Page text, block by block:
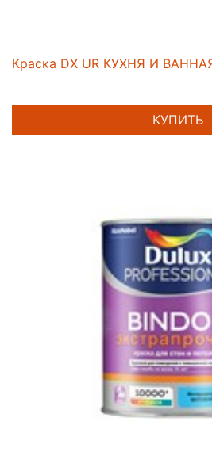
Краска DX UR КУХНЯ И
КУПИТЬ